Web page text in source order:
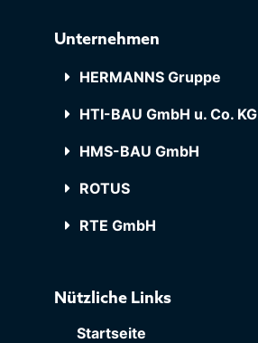
Unternehmen
HERMANNS Gruppe
HTI-BAU GmbH u. Co. KG
HMS-BAU GmbH
ROTUS
RTE GmbH
Nützliche Links
Startseite